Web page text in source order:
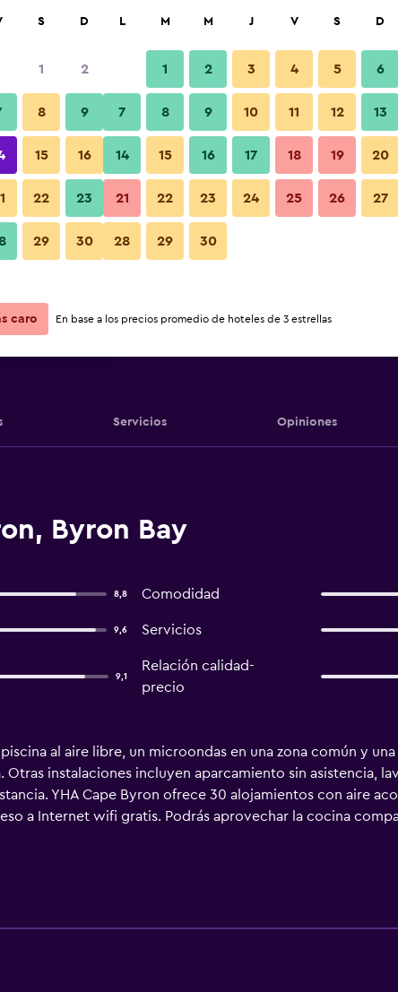
por noche
Ver oferta
Ver oferta
Lounge
Fotos
Servicios Opiniones
Byron Bay
8,8 Comodidad
9,6 Servicios
9,1
Relación calidad-
precio
al aire libre, un microondas en una zona común y
Otras instalaciones incluyen aparcamiento sin asistencia,
YHA Cape Byron ofrece 30 alojamientos con aire
a Internet wifi gratis. Podrás aprovechar la cocina
solicitar secador de pelo. Se ofrece servicio de limpieza
una piscina al aire libre. Se pueden practicar las
S D
1 2
8 9
15 16
22 23
29 30
L M M J V S D
1 2 3 4 5 6
7 8 9 10 11 12 13
14 15 16 17 18 19 20
21 22 23 24 25 26 27
28 29 30
caro En base a los precios promedio de hoteles de 3 estrellas